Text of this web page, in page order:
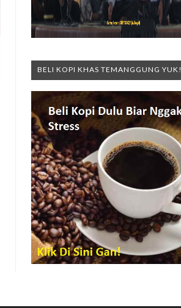
BELI KOPI KHAS TEMANGGUNG YUK!